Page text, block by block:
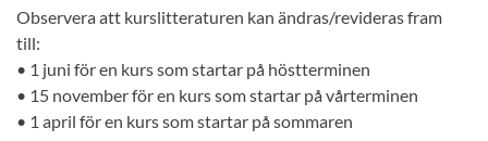
Observera att kurslitteraturen kan ändras/revideras fram
till:
• 1 juni för en kurs som startar på höstterminen
• 15 november för en kurs som startar på vårterminen
• 1 april för en kurs som startar på sommaren